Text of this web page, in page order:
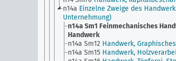
n14a Einzelne Zweige des
Unternehmung)
n14a Sm1 Feinmechanisches
Handwerk
n14a Sm12 Handwerk,
n14a Sm15 Handwerk,